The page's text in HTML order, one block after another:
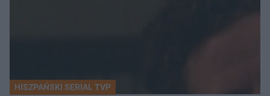
HISZPAŃSKI SERIAL TVP